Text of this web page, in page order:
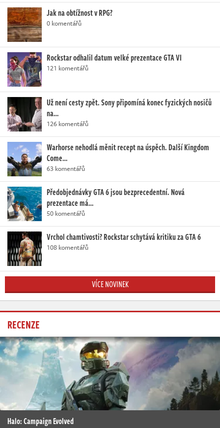
Jak na obtížnost v RPG?
0 komentářů
Rockstar odhalil datum velké prezentace GTA VI
121 komentářů
Už není cesty zpět. Sony připomíná konec fyzických nosičů
na…
126 komentářů
Warhorse nehodlá měnit recept na úspěch. Další Kingdom
Come…
63 komentářů
Předobjednávky GTA 6 jsou bezprecedentní. Nová
prezentace má…
50 komentářů
Vrchol chamtivosti? Rockstar schytává kritiku za GTA 6
108 komentářů
VÍCE NOVINEK
RECENZE
Halo: Campaign Evolved